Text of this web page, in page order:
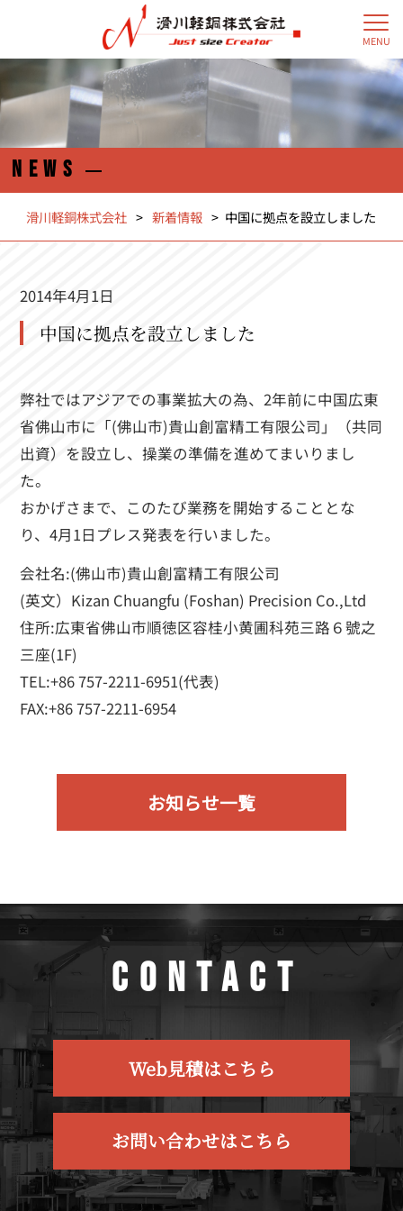
MENU
NEWS
滑川軽銅株式会社 > 新着情報 > 中国に拠点を設立しました
2014年4月1日
中国に拠点を設立しました
弊社ではアジアでの事業拡大の為、2年前に中国広東
省佛山市に「(佛山市)貴山創富精工有限公司」（共同
出資）を設立し、操業の準備を進めてまいりまし
た。
おかげさまで、このたび業務を開始することとな
り、4月1日プレス発表を行いました。
会社名:(佛山市)貴山創富精工有限公司
(英文）Kizan Chuangfu (Foshan) Precision Co.,Ltd
住所:広東省佛山市順徳区容桂小黄圃科苑三路６號之
三座(1F)
TEL:+86 757-2211-6951(代表)
FAX:+86 757-2211-6954
お知らせ一覧
CONTACT
Web見積はこちら
お問い合わせはこちら